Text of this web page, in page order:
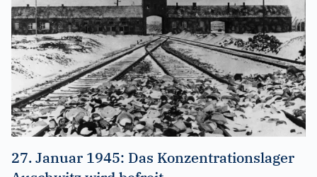
27. Januar 1945: Das Konzentrationslager